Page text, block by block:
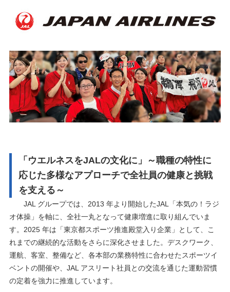
「ウエルネスをJALの文化に」～職種の特性に
応じた多様なアプローチで全社員の健康と挑戦
を支える～
JAL グループでは、2013 年より開始したJAL「本気の！ラジ
オ体操」を軸に、全社一丸となって健康増進に取り組んでいま
す。2025 年は「東京都スポーツ推進殿堂入り企業」として、こ
れまでの継続的な活動をさらに深化させました。デスクワーク、
運航、客室、整備など、各本部の業務特性に合わせたスポーツイ
ベントの開催や、JAL アスリート社員との交流を通じた運動習慣
の定着を強力に推進しています。